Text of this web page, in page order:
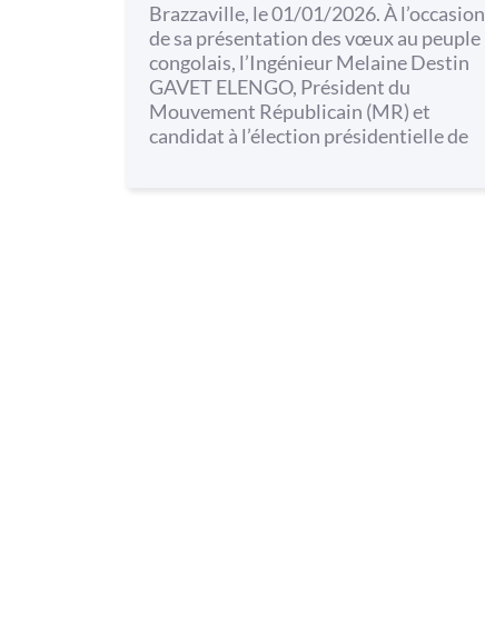
Brazzaville, le 01/01/2026. À l’occasion
de sa présentation des vœux au peuple
congolais, l’Ingénieur Melaine Destin
GAVET ELENGO, Président du
Mouvement Républicain (MR) et
candidat à l’élection présidentielle de